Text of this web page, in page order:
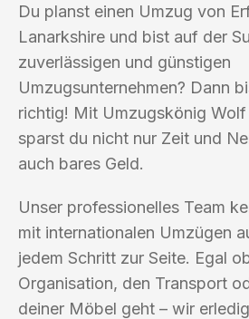
Du planst einen Umzug von
Lanarkshire und bist auf der
zuverlässigen und günstigen
Umzugsunternehmen? Dann
richtig! Mit Umzugskönig
sparst du nicht nur Zeit und
auch bares Geld.
Unser professionelles Team
mit internationalen Umzügen
jedem Schritt zur Seite. Egal
Organisation, den Transport
deiner Möbel geht – wir